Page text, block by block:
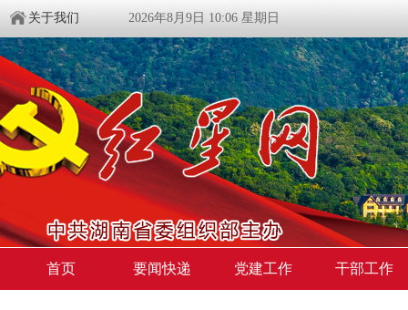
关于我们 2026年8月9日 10:06 星期日
首页 要闻快递 党建工作 干部工作